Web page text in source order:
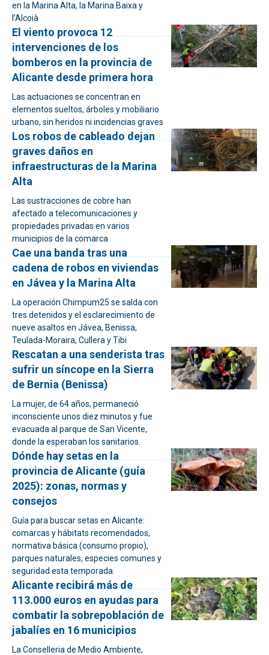
en la Marina Alta, la Marina Baixa y
l’Alcoià
El viento provoca 12
intervenciones de los
bomberos en la provincia de
Alicante desde primera hora
Las actuaciones se concentran en
elementos sueltos, árboles y mobiliario
urbano, sin heridos ni incidencias graves
Los robos de cableado dejan
graves daños en
infraestructuras de la Marina
Alta
Las sustracciones de cobre han
afectado a telecomunicaciones y
propiedades privadas en varios
municipios de la comarca
Cae una banda tras una
cadena de robos en viviendas
en Jávea y la Marina Alta
La operación Chimpum25 se salda con
tres detenidos y el esclarecimiento de
nueve asaltos en Jávea, Benissa,
Teulada-Moraira, Cullera y Tibi
Rescatan a una senderista tras
sufrir un síncope en la Sierra
de Bernia (Benissa)
La mujer, de 64 años, permaneció
inconsciente unos diez minutos y fue
evacuada al parque de San Vicente,
donde la esperaban los sanitarios.
Dónde hay setas en la
provincia de Alicante (guía
2025): zonas, normas y
consejos
Guía para buscar setas en Alicante:
comarcas y hábitats recomendados,
normativa básica (consumo propio),
parques naturales, especies comunes y
seguridad esta temporada.
Alicante recibirá más de
113.000 euros en ayudas para
combatir la sobrepoblación de
jabalíes en 16 municipios
La Conselleria de Medio Ambiente,